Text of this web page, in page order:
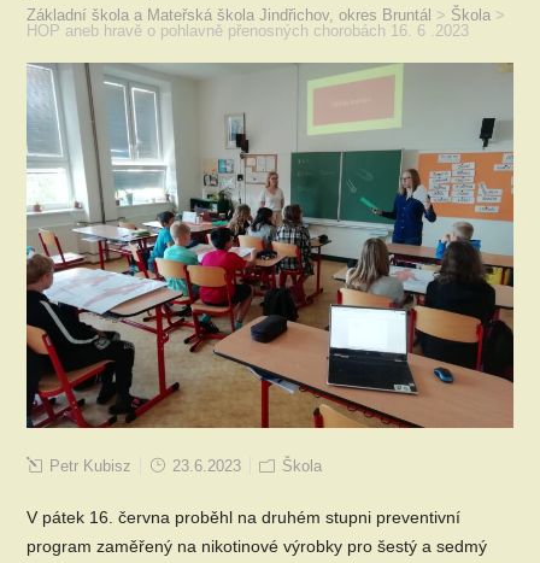
Základní škola a Mateřská škola Jindřichov, okres Bruntál > Škola >
HOP aneb hravě o pohlavně přenosných chorobách 16. 6 .2023
Petr Kubisz 23.6.2023 Škola
V pátek 16. června proběhl na druhém stupni preventivní
program zaměřený na nikotinové výrobky pro šestý a sedmý